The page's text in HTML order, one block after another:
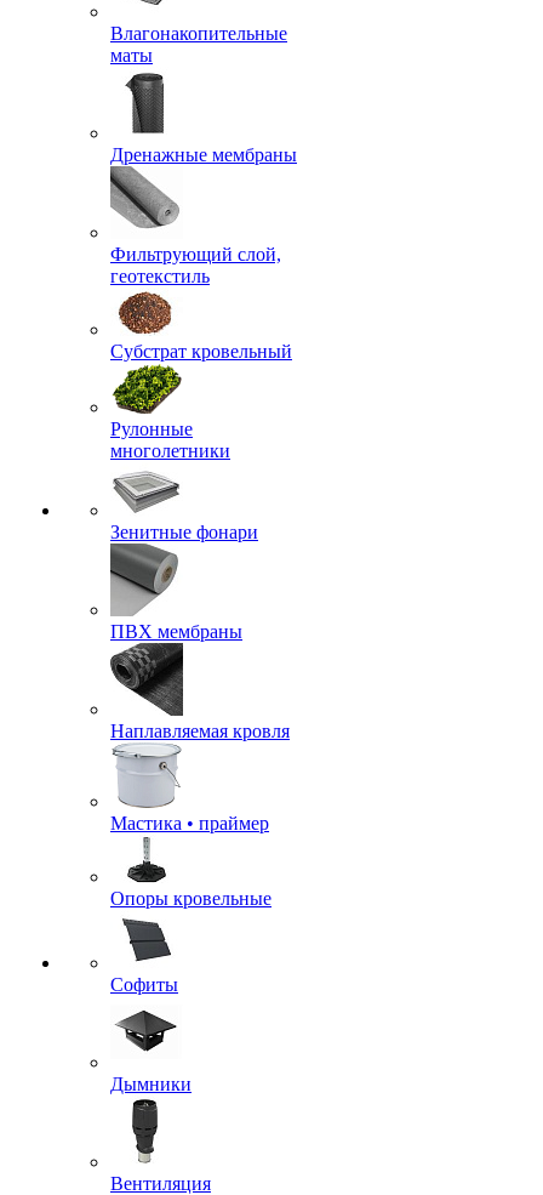
Влагонакопительные
маты
Дренажные мембраны
Фильтрующий слой,
геотекстиль
Субстрат кровельный
Рулонные
многолетники
Зенитные фонари
ПВХ мембраны
Наплавляемая кровля
Мастика • праймер
Опоры кровельные
Софиты
Дымники
Вентиляция